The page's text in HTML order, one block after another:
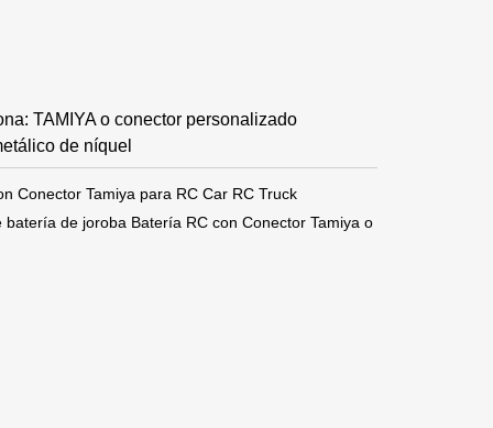
TAMIYA o conector personalizado
de níquel
Conector Tamiya para RC Car RC Truck
de joroba Batería RC con Conector Tamiya o